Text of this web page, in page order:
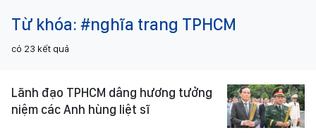
Từ khóa: #nghĩa trang TPHCM
có 23 kết quả
Lãnh đạo TPHCM dâng hương tưởng
niệm các Anh hùng liệt sĩ